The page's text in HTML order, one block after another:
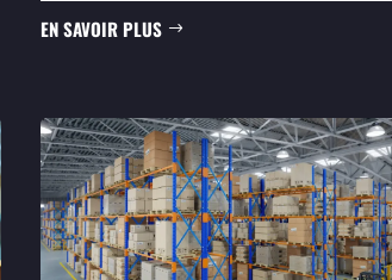
EN SAVOIR PLUS